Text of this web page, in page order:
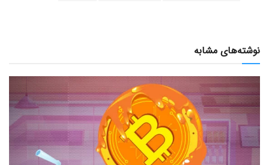
نوشته‌های مشابه